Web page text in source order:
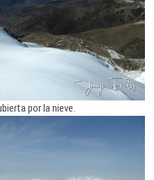
por la nieve.